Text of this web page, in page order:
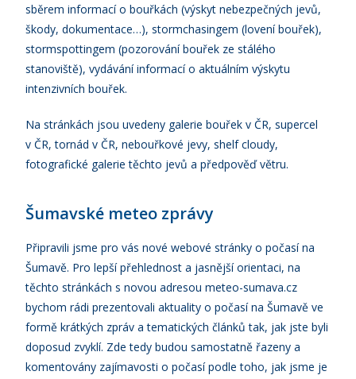
sběrem informací o bouřkách (výskyt nebezpečných jevů,
škody, dokumentace…), stormchasingem (lovení bouřek),
stormspottingem (pozorování bouřek ze stálého
stanoviště), vydávání informací o aktuálním výskytu
intenzivních bouřek.
Na stránkách jsou uvedeny galerie bouřek v ČR, supercel
v ČR, tornád v ČR, nebouřkové jevy, shelf cloudy,
fotografické galerie těchto jevů a předpověď větru.
Šumavské meteo zprávy
Připravili jsme pro vás nové webové stránky o počasí na
Šumavě. Pro lepší přehlednost a jasnější orientaci, na
těchto stránkách s novou adresou meteo-sumava.cz
bychom rádi prezentovali aktuality o počasí na Šumavě ve
formě krátkých zpráv a tematických článků tak, jak jste byli
doposud zvyklí. Zde tedy budou samostatně řazeny a
komentovány zajímavosti o počasí podle toho, jak jsme je